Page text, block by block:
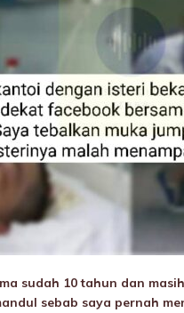
sudah 10 tahun dan
sebab saya pernah